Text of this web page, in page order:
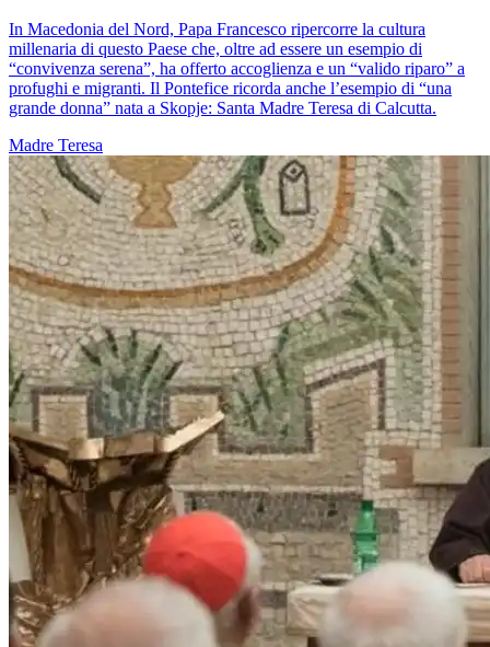
In Macedonia del Nord, Papa Francesco ripercorre la cultura
millenaria di questo Paese che, oltre ad essere un esempio di
“convivenza serena”, ha offerto accoglienza e un “valido riparo” a
profughi e migranti. Il Pontefice ricorda anche l’esempio di “una
grande donna” nata a Skopje: Santa Madre Teresa di Calcutta.
Madre Teresa